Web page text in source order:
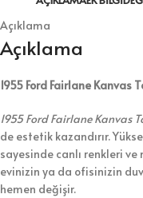
Açıklama
Açıklama
1955 Ford Fairlane Kanvas
1955 Ford Fairlane Kanvas
de estetik kazandırır.
sayesinde canlı renkleri
evinizin ya da ofisinizin
hemen değişir.